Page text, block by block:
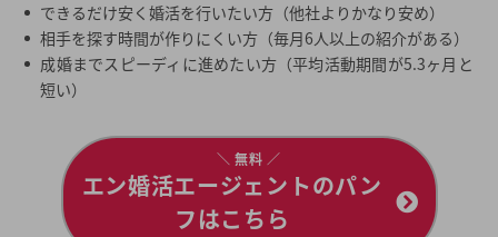
できるだけ安く婚活を行いたい方（他社よりかなり安め）
相手を探す時間が作りにくい方（毎月6人以上の紹介がある）
成婚までスピーディに進めたい方（平均活動期間が5.3ヶ月と
短い）
＼ 無料 ／
エン婚活エージェントのパン
フはこちら